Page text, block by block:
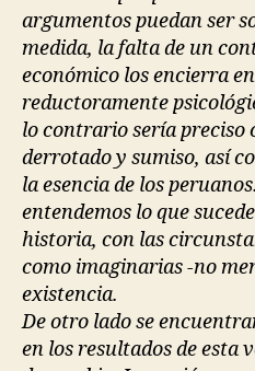
argumentos puedan ser
medida, la falta de un
económico los encierra
reductoramente
lo contrario sería preciso
derrotado y sumiso, así
la esencia de los
entendemos lo que
historia, con las
como imaginarias -no
existencia.
De otro lado se
en los resultados de esta